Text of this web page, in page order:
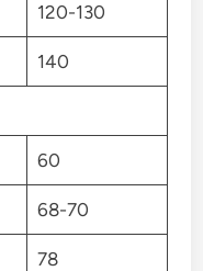
120-130
140
60
68-70
78